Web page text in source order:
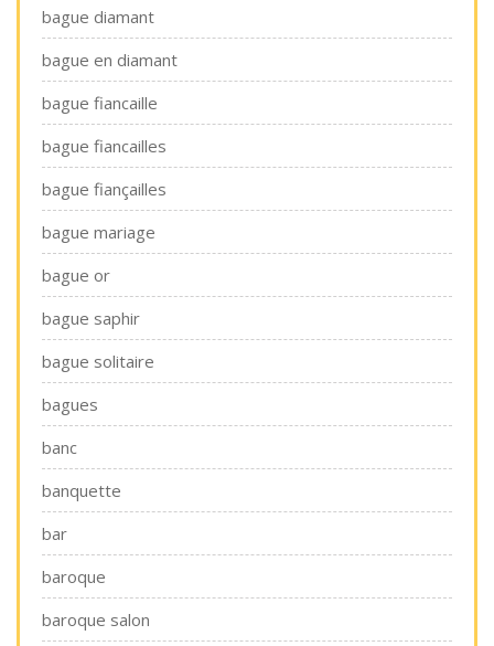
bague diamant
bague en diamant
bague fiancaille
bague fiancailles
bague fiançailles
bague mariage
bague or
bague saphir
bague solitaire
bagues
banc
banquette
bar
baroque
baroque salon